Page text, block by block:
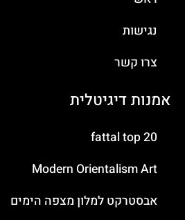
נגישות
צרו קשר
אמנות דיגיטלית
fattal top 20
Modern Orientalism Art
אבסטרקט למלון מצפה הימים